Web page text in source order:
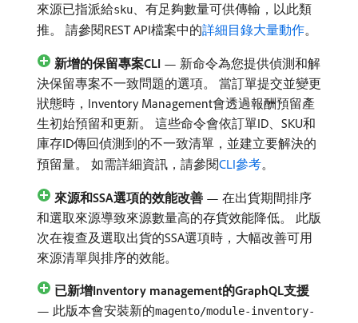
來源已指派給sku、有足夠數量可供傳輸，以此類
推。 請參閱REST API檔案中的詳細目錄大量動作。
新增的保留專案CLI — 新命令為您提供偵測和解
決保留專案不一致問題的選項。 當訂單提交並變更
狀態時，Inventory Management會透過報酬預留產
生初始預留和更新。 這些命令會依訂單ID、SKU和
庫存ID傳回偵測到的不一致清單，並建立要解決的
預留量。 如需詳細資訊，請參閱CLI參考。
來源和SSA選項的效能改善 — 在出貨期間排序
和選取來源導致來源數量高的存貨效能降低。 此版
次在複查及選取出貨的SSA選項時，大幅改善可用
來源清單與排序的效能。
已新增Inventory management的GraphQL支援
— 此版本會安裝新的magento/module-inventory-